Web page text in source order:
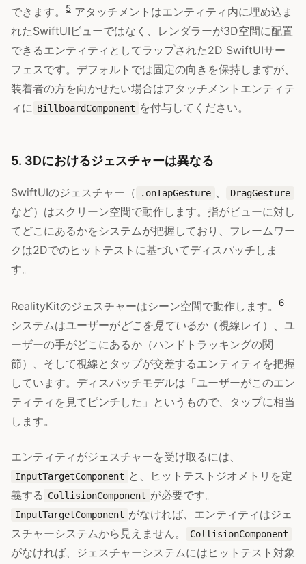
できます。 5 アタッチメントはエンティティ内に埋め込ま
れたSwiftUIビューではなく、レンダラーが3D空間に配置
できるエンティティとしてラップされた2D SwiftUIサー
フェスです。デフォルトでは固定の向きを保持しますが、
装着者の方を向かせたい場合はアタッチメントエンティテ
ィに BillboardComponent を付与してください。
5. 3Dにおけるジェスチャーは異なる
SwiftUIのジェスチャー（ .onTapGesture DragGesture
など）はスクリーン空間で動作します。指がビューに対し
てどこにあるかをシステムが把握しており、フレームワー
クは2Dでのヒットテストに基づいてディスパッチしま
す。
RealityKitのジェスチャーはシーン空間で動作します。 6
システムはユーザーがどこを見ているか（視線レイ）、ユ
ーザーの手がどこにあるか（ハンドトラッキングの関
節）、そして視線とタップが交差するエンティティを把握
しています。ディスパッチモデルは「ユーザーがこのエン
ティティを見てピンチした」というもので、タップに相当
します。
エンティティがジェスチャーを受け取るには、
InputTargetComponent
と、ヒットテストジオメトリを定
義する CollisionComponent が必要です。
InputTargetComponent がなければ、エンティティはジェ
スチャーシステムから見えません。
CollisionComponent
がなければ、ジェスチャーシステムにはヒットテスト対象